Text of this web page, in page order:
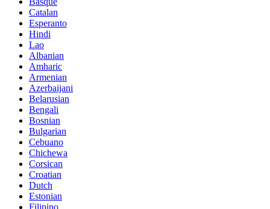
Catalan
Esperanto
Hindi
Lao
Albanian
Amharic
Armenian
Azerbaijani
Belarusian
Bengali
Bosnian
Bulgarian
Cebuano
Chichewa
Corsican
Croatian
Dutch
Estonian
Filipino